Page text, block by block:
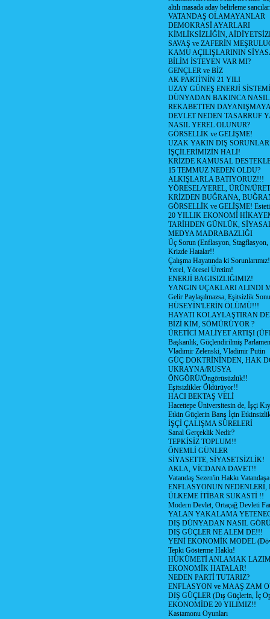
altılı masada aday belirleme
VATANDAŞ OLAMAYANLAR
DEMOKRASİ AYARLARI
KİMLİKSİZLİĞİN,
SAVAŞ ve ZAFERİN
KAMU AÇILIŞLARININ
BİLİM İSTEYEN VAR MI?
GENÇLER ve BİZ
AK PARTİ'NİN 21 YILI
UZAY GÜNEŞ ENERJİ SİSTEMİ
DÜNYADAN BAKINCA
REKABETTEN
DEVLET NEDEN TASARRUF
NASIL YEREL OLUNUR?
GÖRSELLİK ve GELİŞME!
UZAK YAKIN DIŞ
İŞÇİLERİMİZİN HALİ!
KRİZDE KAMUSAL
15 TEMMUZ NEDEN OLDU?
ALKIŞLARLA BATIYORUZ!!!
YÖRESEL/YEREL, ÜRÜN/
KRİZDEN BUĞRANA,
GÖRSELLİK ve GELİŞME!
20 YILLIK EKONOMİ
TARİHDEN GÜNLÜK,
MEDYA MADRABAZLIĞI
Üç Sorun (Enflasyon, Stagflasyon,
Krizde Hatalar!!
Çalışma Hayatında ki
Yerel, Yöresel Üretim!
ENERJİ BAGISIZLIĞIMIZ!
YANGIN UÇAKLARI ALINDI
Gelir Paylaşılmazsa, Eşitsizlik
HÜSEYİN'LERİN ÖLÜMÜ!!!
HAYATI KOLAYLAŞTIRAN
BİZİ KİM, SÖMÜRÜYOR ?
ÜRETİCİ MALİYET ARTIŞI
Başkanlık, Güçlendirilmiş
Vladimir Zelenski, Vladimir Putin
GÜÇ DOKTRİNİNDEN, HAK
UKRAYNA/RUSYA
ÖNGÖRÜ/Öngörüsüzlük!!
Eşitsizlikler Öldürüyor!!
HACI BEKTAŞ VELİ
Hacettepe Üniversitesin de, İşçi
Etkin Güçlerin Barış İçin
İŞÇİ ÇALIŞMA SÜRELERİ
Sanal Gerçeklik Nedir?
TEPKİSİZ TOPLUM!!
ÖNEMLİ GÜNLER
SİYASETTE, SİYASETSİZLİK!
AKLA, VİCDANA DAVET!!
Vatandaş Sezen'in Hakkı
ENFLASYONUN NEDENLERİ,
ÜLKEME İTİBAR SUKASTİ !!
Modern Devlet, Ortaçağ Devleti
YALAN YAKALAMA
DIŞ DÜNYADAN NASIL
DIŞ GÜÇLER NE ALEM DE!!!
YENİ EKONOMİK MODEL
Tepki Gösterme Hakkı!
HÜKÜMETİ ANLAMAK
EKONOMİK HATALAR!
NEDEN PARTİ TUTARIZ?
ENFLASYON ve MAAŞ ZAM
DIŞ GÜÇLER (Dış Güçlerin, İç
EKONOMİDE 20 YILIMIZ!!
Kastamonu Oyunları